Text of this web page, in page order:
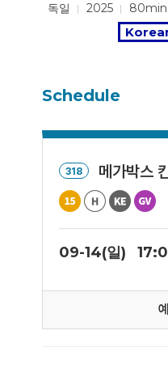
독일 2025 80min
Schedule
318 메가박스
09-14(일)